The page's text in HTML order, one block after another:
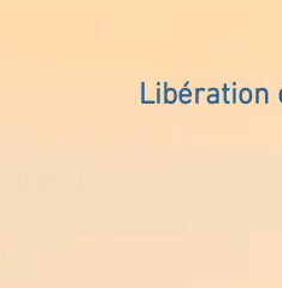
Libération